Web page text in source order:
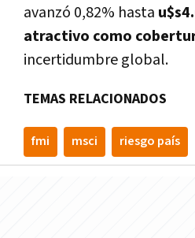
avanzó 0,82% hasta
atractivo como
incertidumbre global.
TEMAS RELACIONADOS
fmi msci riesgo país